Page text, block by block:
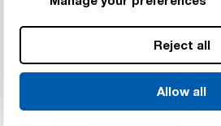
Reject all
Allow all